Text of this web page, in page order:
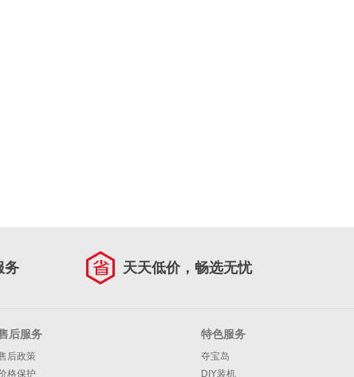
务 天天低价，畅选无忧
后服务
后政策
格保护
特色服务
夺宝岛
DIY装机